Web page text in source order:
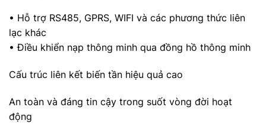
• Hỗ trợ RS485, GPRS, WIFI và các phương thức liên
lạc khác
• Điều khiển nạp thông minh qua đồng hồ thông minh
Cấu trúc liên kết biến tần hiệu quả cao
An toàn và đáng tin cậy trong suốt vòng đời hoạt
động